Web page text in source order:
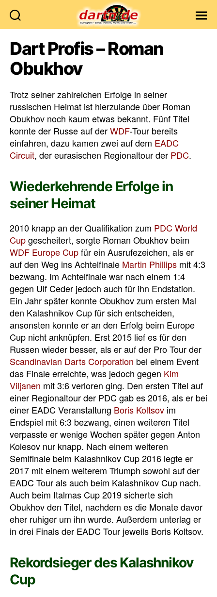
Dart Profis – Roman
Obukhov
Trotz seiner zahlreichen Erfolge in seiner
russischen Heimat ist hierzulande über Roman
Obukhov noch kaum etwas bekannt. Fünf Titel
konnte der Russe auf derWDF-Tour bereits
einfahren, dazu kamen zwei auf dem EADC
Circuit, der eurasischen Regionaltour der PDC.
Wiederkehrende Erfolge in
seiner Heimat
2010 knapp an der Qualifikation zum PDC World
Cupgescheitert, sorgte Roman Obukhov beim
WDF Europe Cupfür ein Ausrufezeichen, als er
auf den Weg ins Achtelfinale Martin Phillips mit 4:3
bezwang. Im Achtelfinale war nach einem 1:4
gegen Ulf Ceder jedoch auch für ihn Endstation.
Ein Jahr später konnte Obukhov zum ersten Mal
den Kalashnikov Cup für sich entscheiden,
ansonsten konnte er an den Erfolg beim Europe
Cup nicht anknüpfen. Erst 2015 lief es für den
Russen wieder besser, als er auf der Pro Tour der
Scandinavian Darts Corporation bei einem Event
das Finale erreichte, was jedoch gegen Kim
Viljanen mit 3:6 verloren ging. Den ersten Titel auf
einer Regionaltour der PDC gab es 2016, als er bei
einer EADC Veranstaltung Boris Koltsov im
Endspiel mit 6:3 bezwang, einen weiteren Titel
verpasste er wenige Wochen später gegen Anton
Kolesov nur knapp. Nach einem weiteren
Semifinale beim Kalashnikov Cup 2016 legte er
2017 mit einem weiterem Triumph sowohl auf der
EADC Tour als auch beim Kalashnikov Cup nach.
Auch beim Italmas Cup 2019 sicherte sich
Obukhov den Titel, nachdem es die Monate davor
eher ruhiger um ihn wurde. Außerdem unterlag er
in drei Finals der EADC Tour jeweils Boris Koltsov.
Rekordsieger des Kalashnikov
Cup